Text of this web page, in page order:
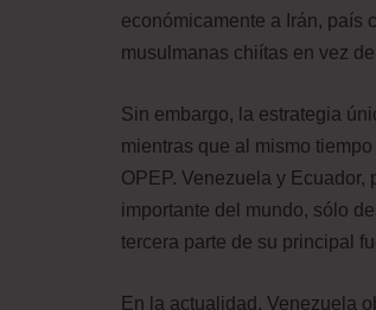
económicamente a Irán, país
musulmanas chiítas en vez
Sin embargo, la estrategia
mientras que al mismo
OPEP. Venezuela y Ecuador,
importante del mundo, sólo
tercera parte de su principal
En la actualidad, Venezuela